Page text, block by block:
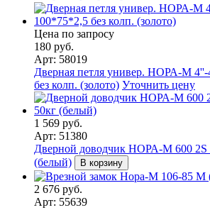
Цена по запросу
180 руб.
Арт: 58019
Дверная петля универ. НОРА-М
без колп. (золото) Уточнить цену
1 569 руб.
Арт: 51380
Дверной доводчик НОРА-M 600 2S
(белый)
В корзину
2 676 руб.
Арт: 55639